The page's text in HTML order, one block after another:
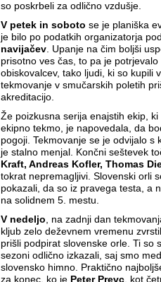
so poskrbeli za odlično vzdušje.
V petek in soboto se je planiška
je bilo po podatkih organizatorja
navijačev. Upanje na čim boljši
prisotno ves čas, to pa je
obiskovalcev, tako ljudi, ki so kupili
tekmovanje v smučarskih poletih
akreditacijo.
Že poizkusna serija enajstih ekip,
ekipno tekmo, je napovedala, da
pogoji. Tekmovanje se je odvijalo s
je stalno menjal. Končni seštevek
Kraft, Andreas Kofler, Thomas
tokrat nepremagljivi. Slovenski orli
pokazali, da so iz pravega testa, a
na solidnem 5. mestu.
V nedeljo, na zadnji dan
kljub zelo deževnem vremenu
prišli podpirat slovenske orle. Ti so
sezoni odlično izkazali, saj smo
slovensko himno. Praktično
za konec, ko je Peter Prevc, kot